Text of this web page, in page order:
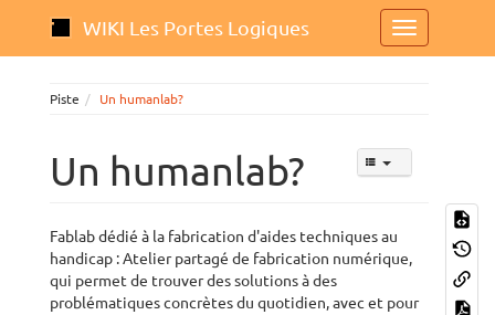
WIKI Les Portes Logiques
Piste Un humanlab?
Un humanlab?
Fablab dédié à la fabrication d'aides techniques au
handicap : Atelier partagé de fabrication numérique,
qui permet de trouver des solutions à des
problématiques concrètes du quotidien, avec et pour